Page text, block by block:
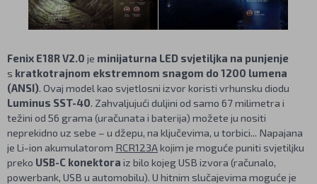
Fenix E18R V2.0 je minijaturna LED svjetiljka na punjenje
s kratkotrajnom ekstremnom snagom do 1200 lumena
(ANSI). Ovaj model kao svjetlosni izvor koristi vrhunsku diodu
Luminus SST-40. Zahvaljujući duljini od samo 67 milimetra i
težini od 56 grama (uračunata i baterija) možete ju nositi
neprekidno uz sebe – u džepu, na ključevima, u torbici... Napajana
je Li-ion akumulatorom RCR123Akojim je moguće puniti svjetiljku
preko USB-C konektora iz bilo kojeg USB izvora (računalo,
powerbank, USB u automobilu). U hitnim slučajevima moguće je